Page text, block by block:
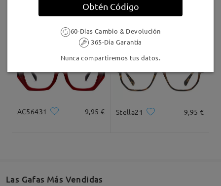
TR64861 24,95 € M45618
AC56431 9,95 € Stella21 9,95 €
Las Gafas Más Vendidas
Obtén Código
60-Días Cambio & Devolución
365-Día Garantía
Nunca compartiremos tus datos.